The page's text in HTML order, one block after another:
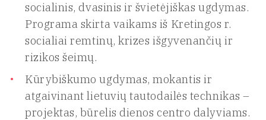
socialinis, dvasinis ir švietėjiškas ugdymas.
Programa skirta vaikams iš Kretingos r.
socialiai remtinų, krizes išgyvenančių ir
rizikos šeimų.
Kūrybiškumo ugdymas, mokantis ir
atgaivinant lietuvių tautodailės technikas –
projektas, būrelis dienos centro dalyviams.